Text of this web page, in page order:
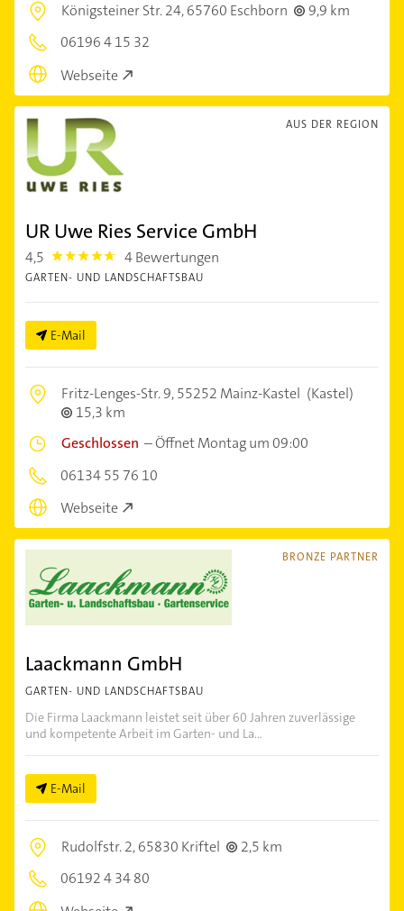
Königsteiner Str. 24,65760 Eschborn
9,9 km
06196 4 15 32
Webseite
AUS DER REGION
UR Uwe Ries Service GmbH
4,5 4.5 4 Bewertungen
GARTEN- UND LANDSCHAFTSBAU
E-Mail
Fritz-Lenges-Str. 9,55252 Mainz-Kastel (Kastel)
15,3 km
Geschlossen –Öffnet Montag um 09:00
06134 55 76 10
Webseite
BRONZE PARTNER
Laackmann GmbH
GARTEN- UND LANDSCHAFTSBAU
Die Firma Laackmann leistet seit über 60 Jahren zuverlässige
und kompetente Arbeit im Garten- und La...
E-Mail
Rudolfstr. 2,65830 Kriftel
2,5 km
06192 4 34 80